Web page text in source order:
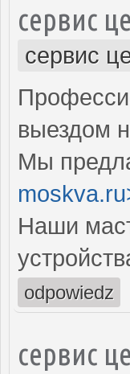
сервис
сервис
выездом
Мы
Наши
odpowiedz
сервис